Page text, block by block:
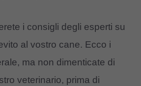
i consigli degli esperti su
al vostro cane. Ecco i
ma non dimenticate di
veterinario, prima di